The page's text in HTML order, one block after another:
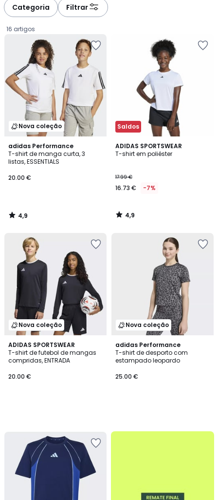
Categoria Filtrar
16 artigos
Nova coleção
adidas Performance
T-shirt de manga curta, 3
listas, ESSENTIALS
€.
20.00 €
4,9
/ 5
4,9
/
Saldos
ADIDAS SPORTSWEAR
T-shirt em poliéster
17.99 €
16.73 € -7%
4,9
/ 5
4,9
/
Nova coleção
ADIDAS SPORTSWEAR
T-shirt de futebol de mangas
compridas, ENTRADA
20.00 €
Nova coleção
adidas Performance
T-shirt de desporto com
estampado leopardo
25.00 €
até